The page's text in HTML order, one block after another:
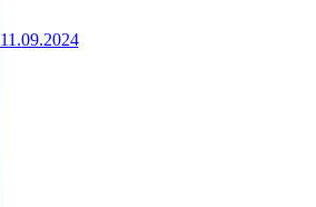
11.09.2024